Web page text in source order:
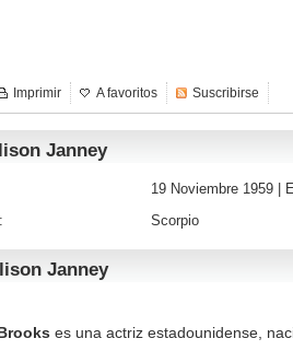
Imprimir A favoritos Suscribirse
Janney
19 Noviembre 1959 |
: Scorpio
Janney
es una actriz estadounidense,